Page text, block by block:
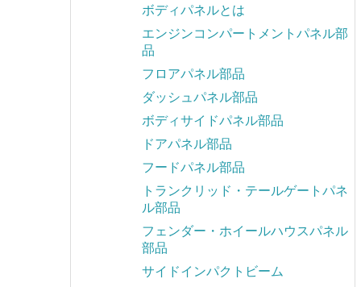
ボディパネルとは
エンジンコンパートメントパネル部
品
フロアパネル部品
ダッシュパネル部品
ボディサイドパネル部品
ドアパネル部品
フードパネル部品
トランクリッド・テールゲートパネ
ル部品
フェンダー・ホイールハウスパネル
部品
サイドインパクトビーム